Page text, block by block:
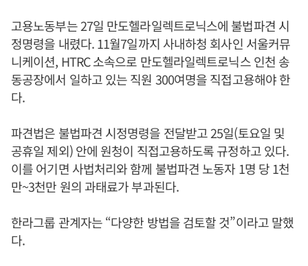
고용노동부는 27일 만도헬라일렉트로닉스에 불법파견 시
정명령을 내렸다. 11월7일까지 사내하청 회사인 서울커뮤
니케이션, HTRC 소속으로 만도헬라일렉트로닉스 인천 송
동공장에서 일하고 있는 직원 300여명을 직접고용해야 한
다.
파견법은 불법파견 시정명령을 전달받고 25일(토요일 및
공휴일 제외) 안에 원청이 직접고용하도록 규정하고 있다.
이를 어기면 사법처리와 함께 불법파견 노동자 1명 당 1천
만~3천만 원의 과태료가 부과된다.
한라그룹 관계자는 “다양한 방법을 검토할 것”이라고 말했
다.